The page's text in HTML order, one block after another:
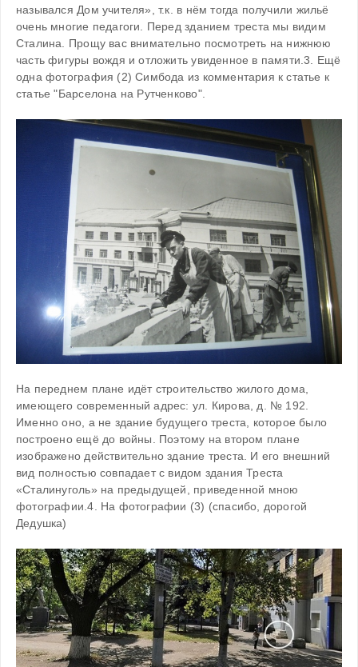
назывался Дом учителя», т.к. в нём тогда получили жильё
очень многие педагоги. Перед зданием треста мы видим
Сталина. Прощу вас внимательно посмотреть на нижнюю
часть фигуры вождя и отложить увиденное в памяти.3. Ещё
одна фотография (2) Симбода из комментария к статье к
статье "Барселона на Рутченково".
На переднем плане идёт строительство жилого дома,
имеющего современный адрес: ул. Кирова, д. № 192.
Именно оно, а не здание будущего треста, которое было
построено ещё до войны. Поэтому на втором плане
изображено действительно здание треста. И его внешний
вид полностью совпадает с видом здания Треста
«Сталинуголь» на предыдущей, приведенной мною
фотографии.4. На фотографии (3) (спасибо, дорогой
Дедушка)